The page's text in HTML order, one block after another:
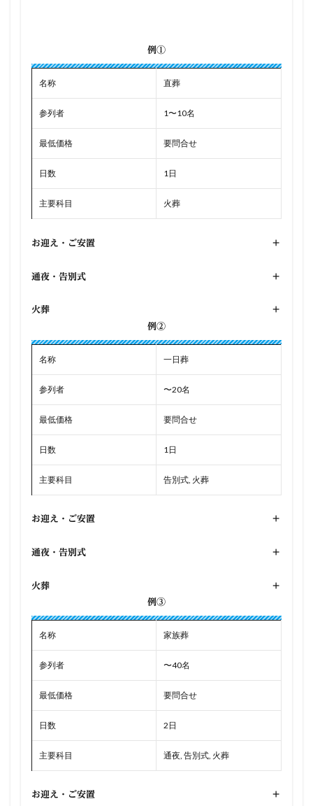
例①
名称 直葬
参列者 1〜10名
最低価格 要問合せ
日数 1日
主要科目 火葬
お迎え・ご安置 +
通夜・告別式 +
火葬
+
例②
名称 一日葬
参列者 〜20名
最低価格 要問合せ
日数 1日
主要科目 告別式, 火葬
お迎え・ご安置 +
通夜・告別式 +
火葬
+
例③
名称 家族葬
参列者 〜40名
最低価格 要問合せ
日数 2日
主要科目 通夜, 告別式, 火葬
お迎え・ご安置 +